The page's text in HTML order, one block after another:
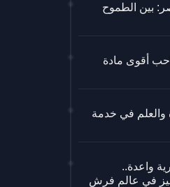
بين الطموح
أقوى مادة
والعلم في خدمة
واعدة..
في عالم فرش